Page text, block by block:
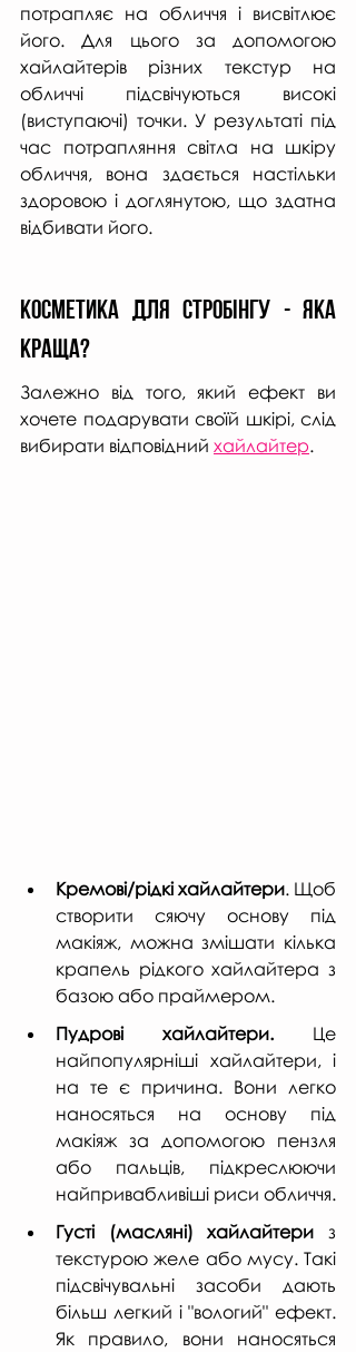
потрапляє на обличчя і висвітлює
його. Для цього за допомогою
хайлайтерів різних текстур на
обличчі підсвічуються високі
(виступаючі) точки. У результаті під
час потрапляння світла на шкіру
обличчя, вона здається настільки
здоровою і доглянутою, що здатна
відбивати його.
Косметика для стробінгу - яка
краща?
Залежно від того, який ефект ви
хочете подарувати своїй шкірі, слід
вибирати відповідний хайлайтер.
Кремові/рідкі хайлайтери. Щоб
створити сяючу основу під
макіяж, можна змішати кілька
крапель рідкого хайлайтера з
базою або праймером.
Пудрові хайлайтери. Це
найпопулярніші хайлайтери, і
на те є причина. Вони легко
наносяться на основу під
макіяж за допомогою пензля
або пальців, підкреслюючи
найпривабливіші риси обличчя.
Густі (масляні) хайлайтери з
текстурою желе або мусу. Такі
підсвічувальні засоби дають
більш легкий і "вологий" ефект.
Як правило, вони наносяться